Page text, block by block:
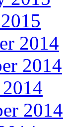
2014
2014
2014